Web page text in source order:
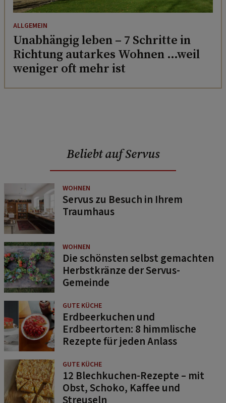
ALLGEMEIN
Unabhängig leben – 7 Schritte in
Richtung autarkes Wohnen …weil
weniger oft mehr ist
Beliebt auf Servus
WOHNEN
Servus zu Besuch in Ihrem
Traumhaus
WOHNEN
Die schönsten selbst gemachten
Herbstkränze der Servus-
Gemeinde
GUTE KÜCHE
Erdbeerkuchen und
Erdbeertorten: 8 himmlische
Rezepte für jeden Anlass
GUTE KÜCHE
12 Blechkuchen-Rezepte – mit
Obst, Schoko, Kaffee und